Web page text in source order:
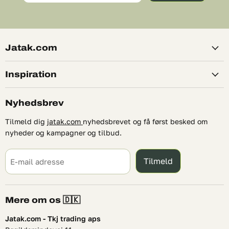
Jatak.com
Inspiration
Nyhedsbrev
Tilmeld dig jatak.com nyhedsbrevet og få først besked om
nyheder og kampagner og tilbud.
E-mail adresse Tilmeld
Mere om os 🇩🇰
Jatak.com - Tkj trading aps